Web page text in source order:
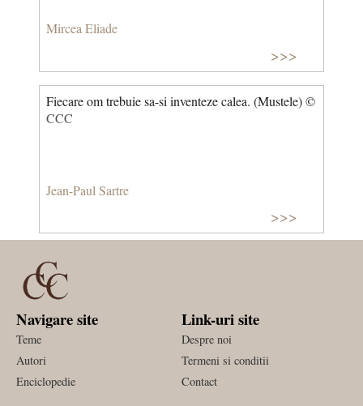
Mircea Eliade
>>>
Fiecare om trebuie sa-si inventeze calea. (Mustele) ©
CCC
Jean-Paul Sartre
>>>
Navigare site
Teme
Autori
Enciclopedie
Link-uri site
Despre noi
Termeni si conditii
Contact